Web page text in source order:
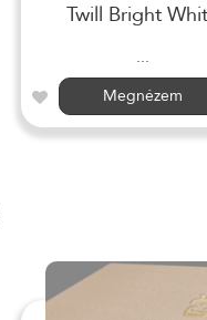
Twill Bright
...
Megnézem